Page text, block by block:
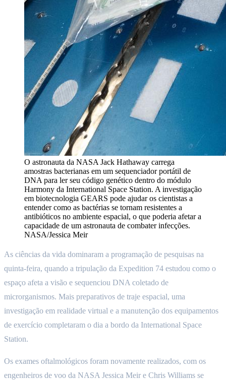
O astronauta da NASA Jack Hathaway carrega
amostras bacterianas em um sequenciador portátil de
DNA para ler seu código genético dentro do módulo
Harmony da International Space Station. A investigação
em biotecnologia GEARS pode ajudar os cientistas a
entender como as bactérias se tornam resistentes a
antibióticos no ambiente espacial, o que poderia afetar a
capacidade de um astronauta de combater infecções.
NASA/Jessica Meir
As ciências da vida dominaram a programação de pesquisas na
quinta-feira, quando a tripulação da Expedition 74 estudou como o
espaço afeta a visão e sequenciou DNA coletado de
microrganismos. Mais preparativos de traje espacial, uma
investigação em realidade virtual e a manutenção dos equipamentos
de exercício completaram o dia a bordo da International Space
Station.
Os exames oftalmológicos foram novamente realizados, com os
engenheiros de voo da NASA Jessica Meir e Chris Williams se